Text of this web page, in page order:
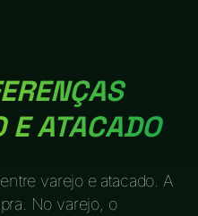
E ATACADO
entre varejo e atacado. A
No varejo, o